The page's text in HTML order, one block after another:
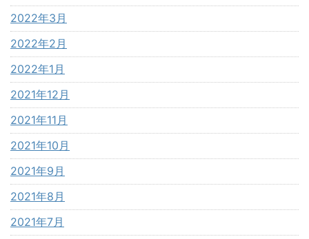
2022年3月
2022年2月
2022年1月
2021年12月
2021年11月
2021年10月
2021年9月
2021年8月
2021年7月